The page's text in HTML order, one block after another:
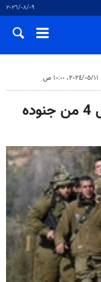
٠٩‏/٠٨‏/٢٠٢٦
١١‏/٠٥‏/٢٠٢٤، ١٠:٠٠ ص
الاحتلال الصهيوني يعلن مقتل 4 من جنوده